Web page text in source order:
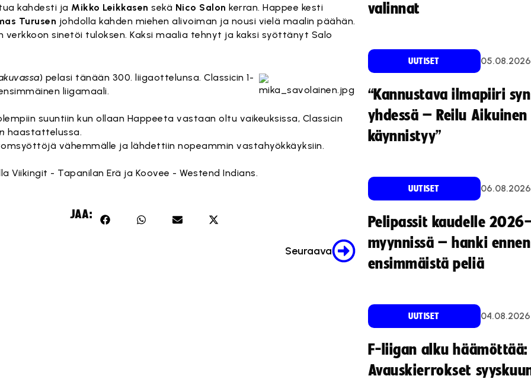
kahdesti ja Mikko Leikkasen sekä Nico Salon kerran. Happee kesti
Turusen johdolla kahden miehen alivoiman ja nousi vielä maalin päähän.
verkkoon sinetöi tuloksen. Kaksi maalia tehnyt ja kaksi syöttänyt Salo
) pelasi tänään 300. liigaottelunsa. Classicin 1-
liigamaali.
suuntiin kun ollaan Happeeta vastaan oltu vaikeuksissa, Classicin
haastattelussa.
vähemmälle ja lähdettiin nopeammin vastahyökkäyksiin.
- Tapanilan Erä ja Koovee - Westend Indians.
JAA:
Seuraava
valinnat
UUTISET 05.08.2026
“Kannustava ilmapiiri
yhdessä – Reilu
käynnistyy”
UUTISET 06.08.2026
Pelipassit kaudelle
myynnissä – hanki ennen
ensimmäistä peliä
UUTISET 04.08.2026
F-liigan alku häämöttää:
Avauskierrokset